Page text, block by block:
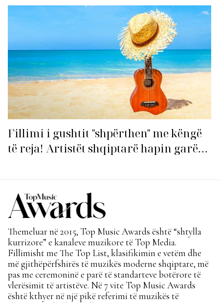
Fillimi i gushtit "shpërthen" me këngë
të reja! Artistët shqiptarë hapin garën
Themeluar në 2015, Top Music Awards është “shtylla
kurrizore” e kanaleve muzikore të Top Media.
Fillimisht me The Top List, klasifikimin e vetëm dhe
më gjithëpërfshirës të muzikës moderne shqiptare, më
pas me ceremoninë e parë të standarteve botërore të
vlerësimit të artistëve. Në 7 vite Top Music Awards
është kthyer në një pikë referimi të muzikës të